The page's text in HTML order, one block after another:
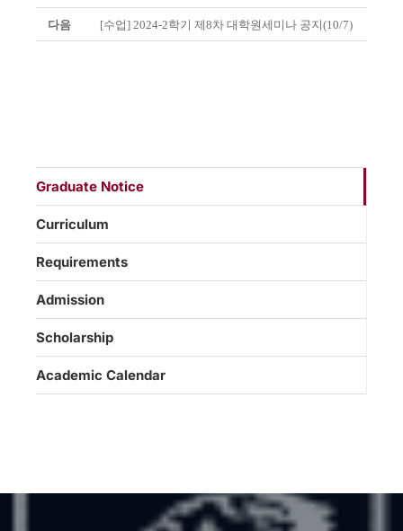
다음 [수업] 2024-2학기 제8차 대학원세미나 공지(10/7)
Graduate Notice
Curriculum
Requirements
Admission
Scholarship
Academic Calendar